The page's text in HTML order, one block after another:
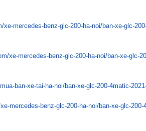
xe-mercedes-benz-glc-200-ha-noi/ban-xe-glc-
xe-mercedes-benz-glc-200-ha-noi/ban-xe-glc-
ban-xe-tai-ha-noi/ban-xe-glc-200-4matic-
mercedes-benz-glc-200-ha-noi/ban-xe-glc-200-